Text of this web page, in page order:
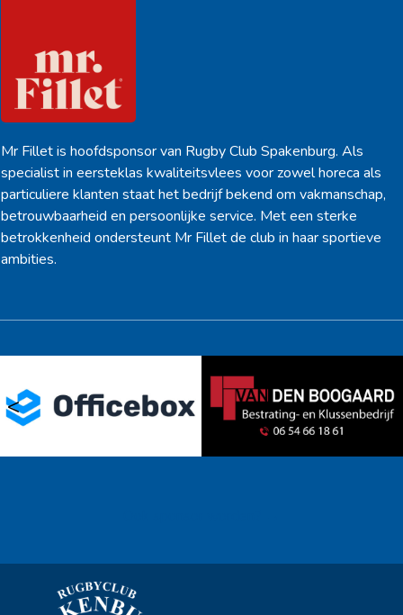
Mr Fillet is hoofdsponsor van Rugby Club Spakenburg. Als
specialist in eersteklas kwaliteitsvlees voor zowel horeca als
particuliere klanten staat het bedrijf bekend om vakmanschap,
betrouwbaarheid en persoonlijke service. Met een sterke
betrokkenheid ondersteunt Mr Fillet de club in haar sportieve
ambities.
< >